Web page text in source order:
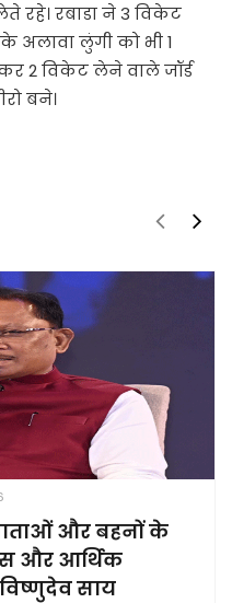
रहे। रबाडा ने 3 विकेट
अलावा लुंगी को भी 1
2 विकेट लेने वाले जॉर्ड
बने।
और बहनों के
और आर्थिक
साय